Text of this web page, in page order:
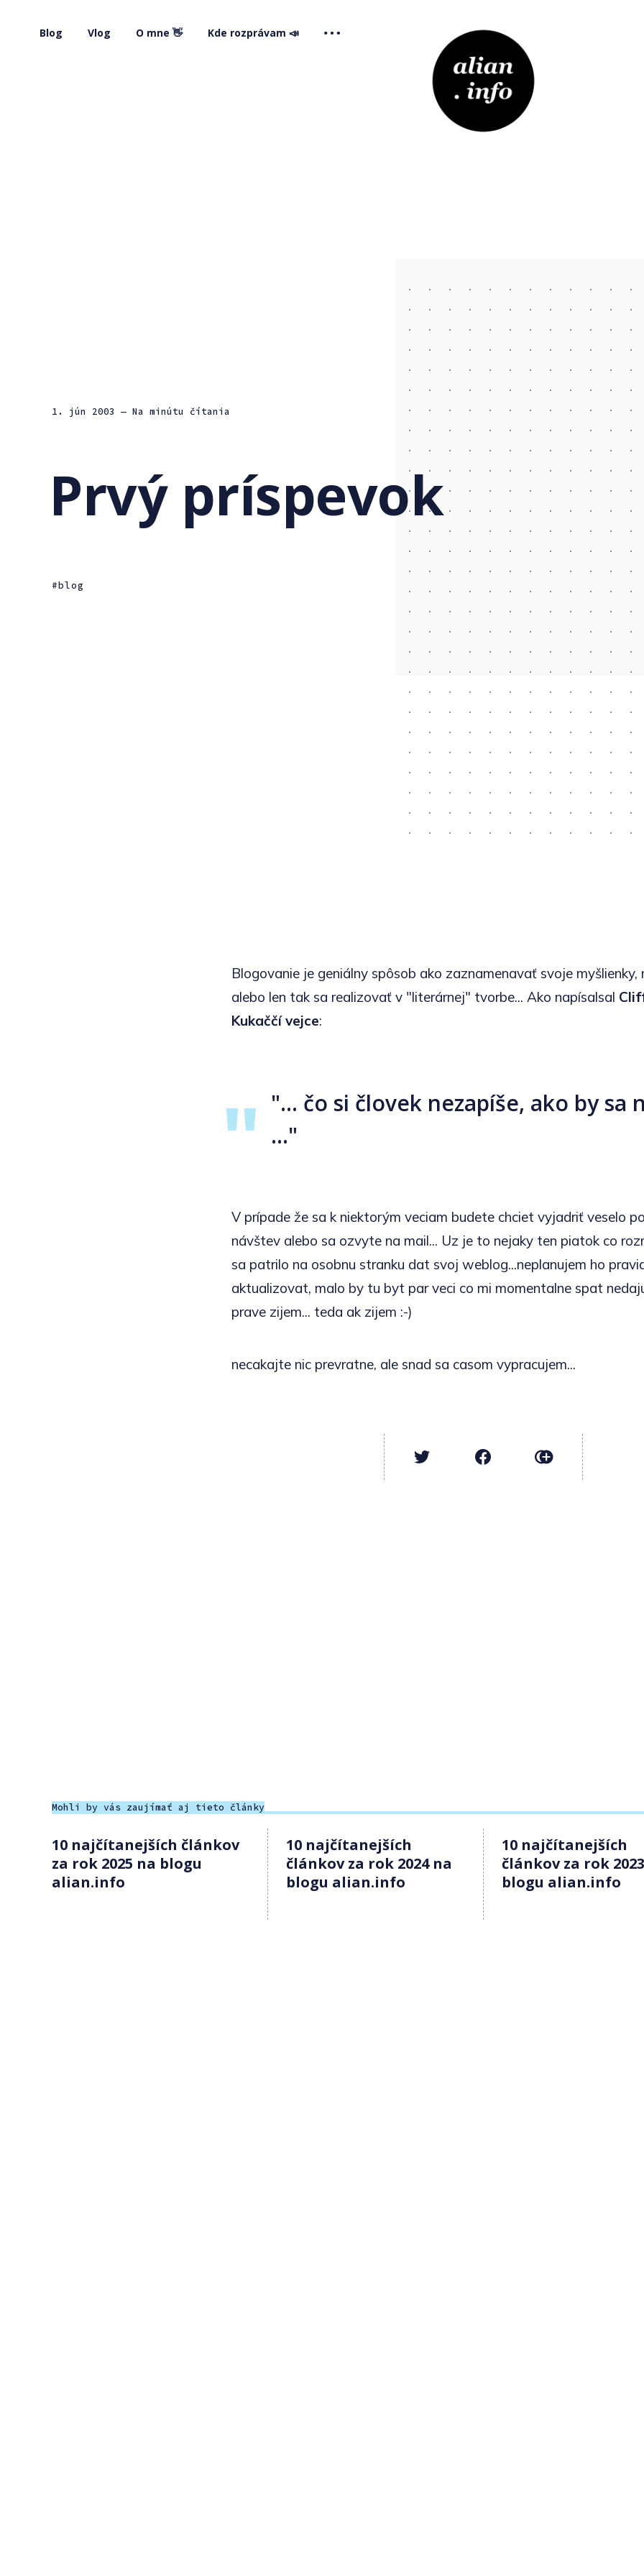
Blog Vlog O mne 👋 Kde rozprávam 📣
1. jún 2003 — Na minútu čítania
Prvý príspevok
blog
Blogovanie je geniálny spôsob ako zaznamenavať svoje
alebo len tak sa realizovať v "literárnej" tvorbe... Ako napísalsal
Kukaččí vejce:
"... čo si človek nezapíše, ako by sa
..."
V prípade že sa k niektorým veciam budete chciet vyjadriť veselo
návštev alebo sa ozvyte na mail... Uz je to nejaky ten piatok co
sa patrilo na osobnu stranku dat svoj weblog...neplanujem ho
aktualizovat, malo by tu byt par veci co mi momentalne spat
prave zijem... teda ak zijem :-)
necakajte nic prevratne, ale snad sa casom vypracujem...
Mohli by vás zaujímať aj tieto články
10 najčítanejších článkov
za rok 2025 na blogu
alian.info
10 najčítanejších
článkov za rok 2024 na
blogu alian.info
10 najčítanejších
článkov za rok
blogu alian.info